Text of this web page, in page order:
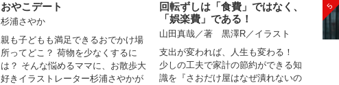
おやこデート
杉浦さやか
親も子どもも満足できるおでかけ場
所ってどこ？ 荷物を少なくするに
は？ そんな悩めるママに、お散歩大
好きイラストレーター杉浦さやかが
回転ずしは「食費」ではなく、
「娯楽費」である！
山田真哉／著 黒澤R／イラスト
支出が変われば、人生も変わる！
少しの工夫で家計の節約ができる知
識を『さおだけ屋はなぜ潰れないの
5